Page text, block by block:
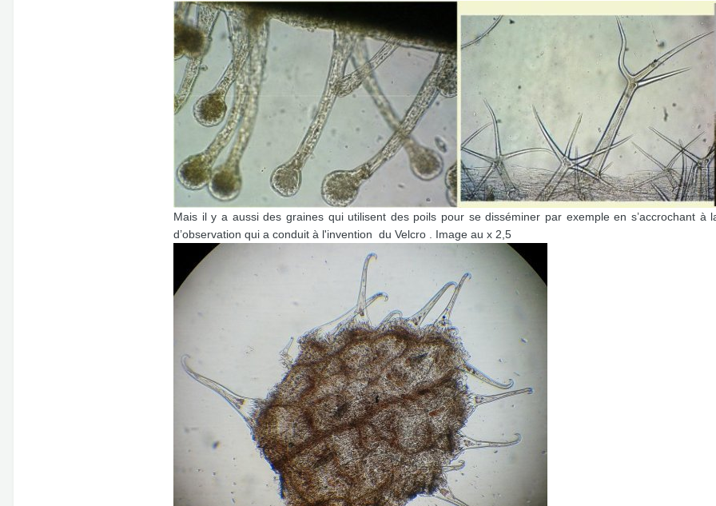
Mais il y a aussi des graines qui utilisent des poils pour se disséminer par exemple en s’accrochant
d’observation qui a conduit à l'invention du Velcro . Image au x 2,5